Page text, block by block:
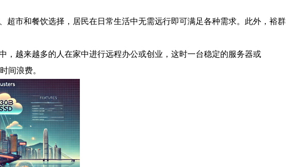
市和餐饮选择，居民在日常生活中无需远行即可满足各种需求。此外，裕群
越来越多的人在家中进行远程办公或创业，这时一台稳定的服务器或
间浪费。